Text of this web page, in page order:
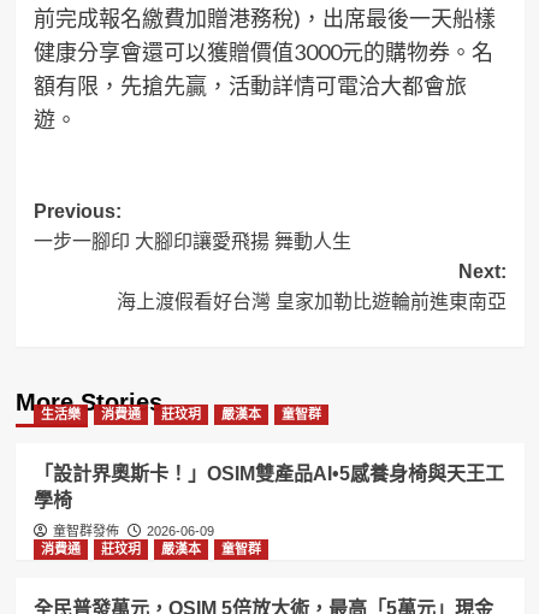
前完成報名繳費加贈港務稅)，出席最後一天船樣
健康分享會還可以獲贈價值3000元的購物券。名
額有限，先搶先贏，活動詳情可電洽大都會旅
遊。
Post
navigation
Previous:
一步一腳印 大腳印讓愛飛揚 舞動人生
Next:
海上渡假看好台灣 皇家加勒比遊輪前進東南亞
More Stories
生活樂 消費通 莊玟玥 嚴漢本 童智群
「設計界奧斯卡！」OSIM雙產品AI•5感養身椅與天王工
學椅
童智群發佈
2026-06-09
消費通
莊玟玥 嚴漢本 童智群
全民普發萬元，OSIM 5倍放大術，最高「5萬元」現金